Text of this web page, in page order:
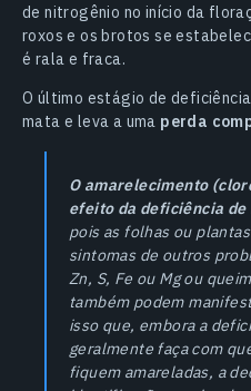
de nitrogênio no início da
roxos e os brotos se
é rala e fraca.
O último estágio de
mata e leva a uma perda
O amarelecimento
efeito da deficiência
pois as folhas ou
sintomas de outros
Zn, S, Fe ou Mg ou
também podem
isso que, embora a
geralmente faça com
fiquem amareladas, a